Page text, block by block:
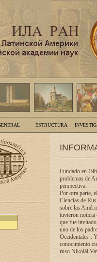
ESTRUCTURA
Fundado en
problemas de
perspectiva.
Por otra parte,
Ciencias de
sobre las
tuvieron noticia
que fue
uno de los
Occidentales¨.
conocimiento
ruso Nikolái